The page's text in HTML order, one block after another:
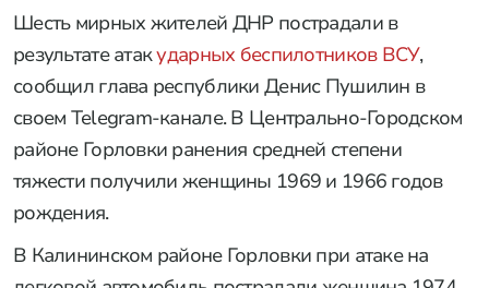
Шесть мирных жителей ДНР пострадали в
результате атакударных беспилотников ВСУ,
сообщил глава республики Денис Пушилин в
своем Telegram-канале. В Центрально-Городском
районе Горловки ранения средней степени
тяжести получили женщины 1969 и 1966 годов
рождения.
В Калининском районе Горловки при атаке на